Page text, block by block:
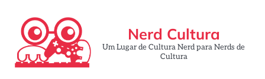
content
Nerd Cultura
Um Lugar de Cultura Nerd para Nerds de
Cultura